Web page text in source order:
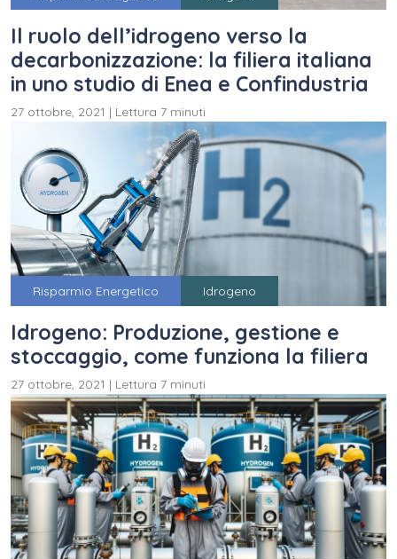
Il ruolo dell’idrogeno verso la
decarbonizzazione: la filiera italiana
in uno studio di Enea e Confindustria
27 ottobre, 2021 | Lettura 7 minuti
Risparmio Energetico Idrogeno
Idrogeno: Produzione, gestione e
stoccaggio, come funziona la filiera
27 ottobre, 2021 | Lettura 7 minuti